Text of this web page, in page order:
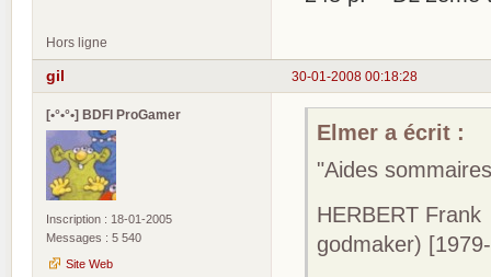
Hors ligne
30-01-2008 00:18:28
gil
[•°•°•] BDFI ProGamer
Inscription : 18-01-2005
Messages : 5 540
Site Web
Elmer a écrit :
"Aides
HERBERT
godmaker)